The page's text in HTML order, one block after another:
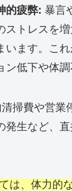
的疲弊: 暴言
ストレスを
います。こ
ン低下や体
掃費や営業
発生など、
は、体力的